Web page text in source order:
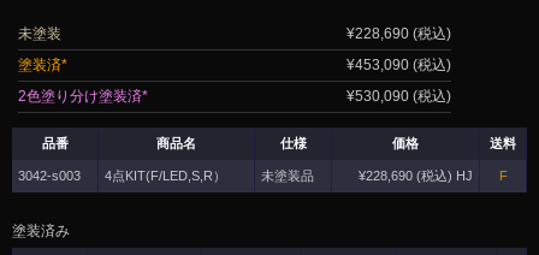
未塗装
¥228,690 (税込)
塗装済*
¥453,090 (税込)
2色塗り分け塗装済*
¥530,090 (税込)
品番 商品名 仕様 価格 送料
3042-s003 4点KIT(F/LED,S,R） 未塗装品 ¥228,690 (税込) HJ F
塗装済み